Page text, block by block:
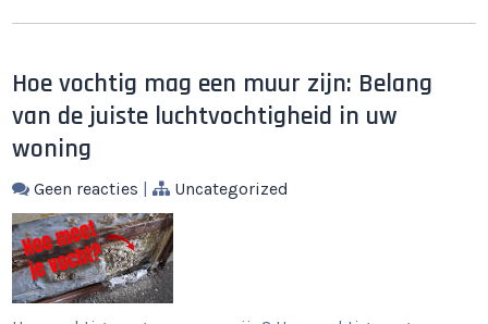
Hoe vochtig mag een muur zijn: Belang
van de juiste luchtvochtigheid in uw
woning
Geen reacties | Uncategorized